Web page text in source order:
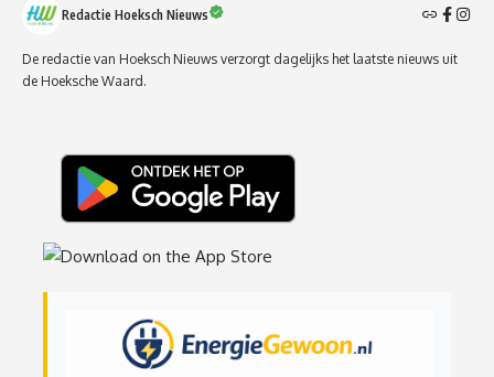
Redactie Hoeksch Nieuws
De redactie van Hoeksch Nieuws verzorgt dagelijks het laatste nieuws uit
de Hoeksche Waard.